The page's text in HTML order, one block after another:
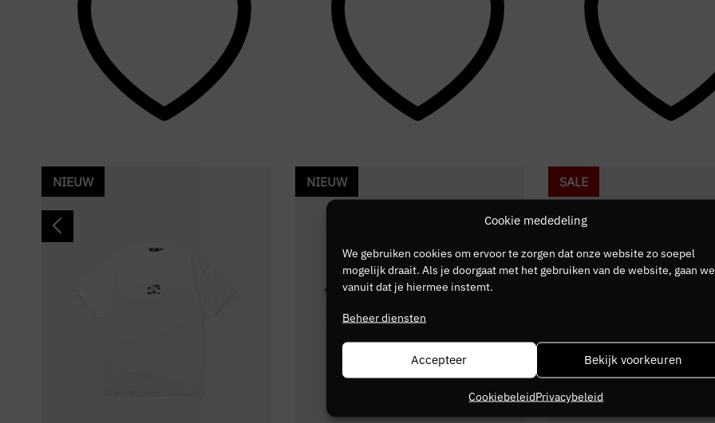
Cookie mededeling
We gebruiken cookies om ervoor te zorgen dat onze website zo soepel
mogelijk draait. Als je doorgaat met het gebruiken van de website, gaan
vanuit dat je hiermee instemt.
Beheer diensten
Accepteer Bekijk voorkeuren
CookiebeleidPrivacybeleid
NIEUW NIEUW SALE